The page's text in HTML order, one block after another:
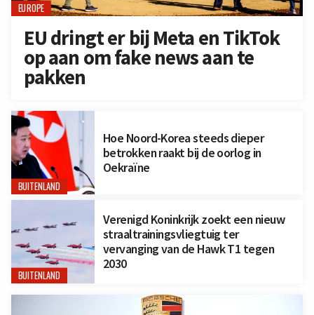
EUROPE
EU dringt er bij Meta en TikTok
op aan om fake news aan te
pakken
BUITENLAND
Hoe Noord-Korea steeds dieper
betrokken raakt bij de oorlog in
Oekraïne
BUITENLAND
Verenigd Koninkrijk zoekt een nieuw
straaltrainingsvliegtuig ter
vervanging van de Hawk T1 tegen
2030